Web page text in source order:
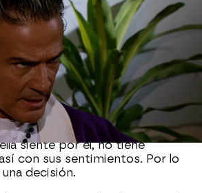
una amiga de la infancia, nada
claro que a las amigas de la
besa como si nada. Él añade
y el padre confirma que por
muchacha, porque la besó solo
si es cierto que no siente
a Florencia debe respetarla y
debe comportarse así con Elisa
siente por él, no tiene
con sus sentimientos. Por lo
decisión.